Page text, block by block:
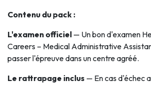
Contenu du pack :
L'examen officiel — Un bon d'examen
Careers – Medical Administrative
passer l'épreuve dans un centre agréé.
Le rattrapage inclus — En cas d'échec